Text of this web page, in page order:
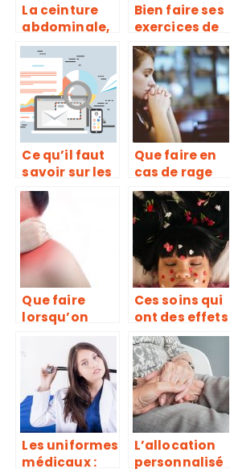
La ceinture
abdominale,
pour
échapper aux
formes
disgracieuses
Bien faire ses
exercices de
muscu, une
erreur trop
souvent
répétée
Ce qu’il faut
savoir sur les
pharmacies
en ligne
Que faire en
cas de rage
de dents?
Que faire
lorsqu’on
mal de cou ?
Ces soins qui
ont des effets
santés, mais
que l’on
confond avec
des soins de
beauté!
Les uniformes
médicaux :
L’allocation
personnalisé